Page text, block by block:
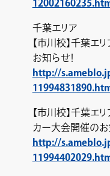
千葉エリア
【市川校】千葉エ
お知らせ！
http://
【市川校】千葉エ
カー大会開催のお
http://